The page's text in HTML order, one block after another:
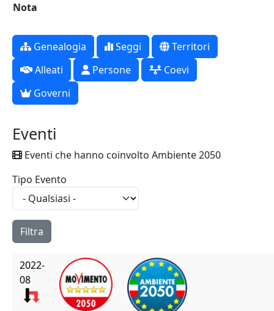
Nota
Genealogia Seggi
Territori
Alleati
Persone
Coevi
Governi
Eventi
Eventi che hanno coinvolto Ambiente 2050
Tipo Evento
2022-
08